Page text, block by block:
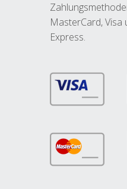
MasterCard, Visa
Express.